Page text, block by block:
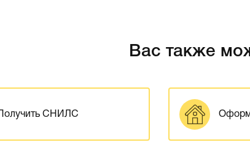
Вас также
Получить СНИЛС